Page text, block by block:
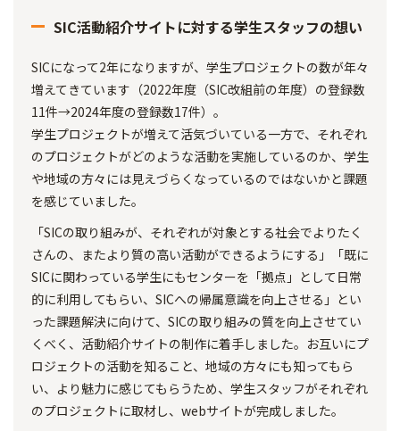
SIC活動紹介サイトに対する学生スタッフの想い
SICになって2年になりますが、学生プロジェクトの数が年々
増えてきています（2022年度（SIC改組前の年度）の登録数
11件→2024年度の登録数17件）。
学生プロジェクトが増えて活気づいている一方で、それぞれ
のプロジェクトがどのような活動を実施しているのか、学生
や地域の方々には見えづらくなっているのではないかと課題
を感じていました。
「SICの取り組みが、それぞれが対象とする社会でよりたく
さんの、またより質の高い活動ができるようにする」「既に
SICに関わっている学生にもセンターを「拠点」として日常
的に利用してもらい、SICへの帰属意識を向上させる」とい
った課題解決に向けて、SICの取り組みの質を向上させてい
くべく、活動紹介サイトの制作に着手しました。お互いにプ
ロジェクトの活動を知ること、地域の方々にも知ってもら
い、より魅力に感じてもらうため、学生スタッフがそれぞれ
のプロジェクトに取材し、webサイトが完成しました。